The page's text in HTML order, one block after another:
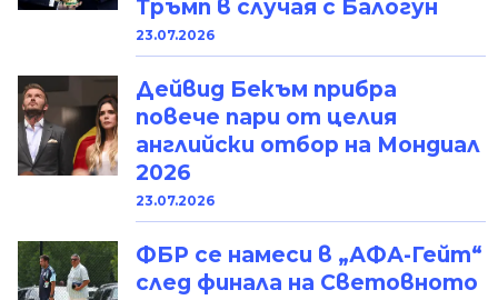
Тръмп в случая с Балогун
23.07.2026
Дейвид Бекъм прибра
повече пари от целия
английски отбор на Мондиал
2026
23.07.2026
ФБР се намеси в „АФА-Гейт“
след финала на Световното